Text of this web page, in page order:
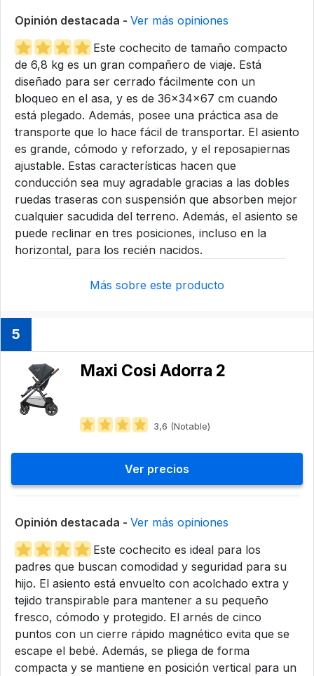
Opinión destacada - Ver más opiniones
Este cochecito de tamaño compacto
de 6,8 kg es un gran compañero de viaje. Está
diseñado para ser cerrado fácilmente con un
bloqueo en el asa, y es de 36x34x67 cm cuando
está plegado. Además, posee una práctica asa de
transporte que lo hace fácil de transportar. El asiento
es grande, cómodo y reforzado, y el reposapiernas
ajustable. Estas características hacen que
conducción sea muy agradable gracias a las dobles
ruedas traseras con suspensión que absorben mejor
cualquier sacudida del terreno. Además, el asiento se
puede reclinar en tres posiciones, incluso en la
horizontal, para los recién nacidos.
Más sobre este producto
5
Maxi Cosi Adorra 2
3,6 (Notable)
Ver precios
Opinión destacada - Ver más opiniones
Este cochecito es ideal para los
padres que buscan comodidad y seguridad para su
hijo. El asiento está envuelto con acolchado extra y
tejido transpirable para mantener a su pequeño
fresco, cómodo y protegido. El arnés de cinco
puntos con un cierre rápido magnético evita que se
escape el bebé. Además, se pliega de forma
compacta y se mantiene en posición vertical para un